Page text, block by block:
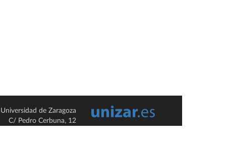
Universidad de Zaragoza
C/ Pedro Cerbuna, 12